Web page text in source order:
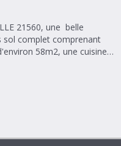
21560, une belle
sol complet comprenant
58m2, une cuisine
dont 2 suites